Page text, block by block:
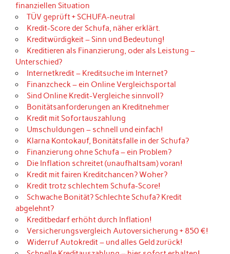
finanziellen Situation
TÜV geprüft + SCHUFA-neutral
Kredit-Score der Schufa, näher erklärt.
Kreditwürdigkeit – Sinn und Bedeutung!
Kreditieren als Finanzierung, oder als Leistung –
Unterschied?
Internetkredit – Kreditsuche im Internet?
Finanzcheck – ein Online Vergleichsportal
Sind Online Kredit-Vergleiche sinnvoll?
Bonitätsanforderungen an Kreditnehmer
Kredit mit Sofortauszahlung
Umschuldungen – schnell und einfach!
Klarna Kontokauf, Bonitätsfalle in der Schufa?
Finanzierung ohne Schufa – ein Problem?
Die Inflation schreitet (unaufhaltsam) voran!
Kredit mit fairen Kreditchancen? Woher?
Kredit trotz schlechtem Schufa-Score!
Schwache Bonität? Schlechte Schufa? Kredit
abgelehnt?
Kreditbedarf erhöht durch Inflation!
Versicherungsvergleich Autoversicherung + 850 €!
Widerruf Autokredit – und alles Geld zurück!